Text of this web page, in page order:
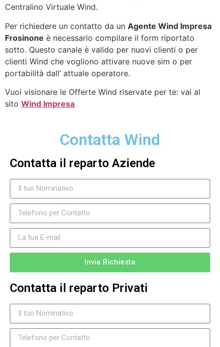
Centralino Virtuale Wind.
Per richiedere un contatto da un Agente Wind Impresa
Frosinone è necessario compilare il form riportato
sotto. Questo canale è valido per nuovi clienti o per
clienti Wind che vogliono attivare nuove sim o per
portabilità dall’ attuale operatore.
Vuoi visionare le Offerte Wind riservate per te: vai al
sito Wind Impresa
Contatta Wind
Contatta il reparto Aziende
Invia Richiesta
Contatta il reparto Privati